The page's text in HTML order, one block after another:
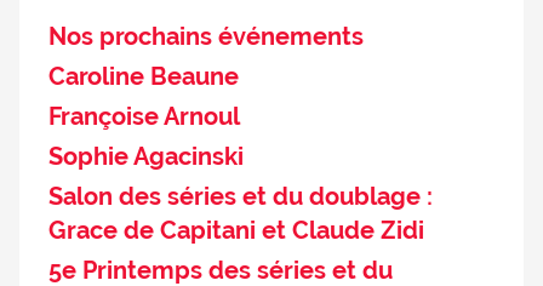
Nos prochains événements
Caroline Beaune
Françoise Arnoul
Sophie Agacinski
Salon des séries et du doublage :
Grace de Capitani et Claude Zidi
5e Printemps des séries et du